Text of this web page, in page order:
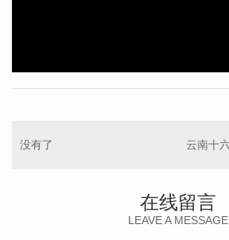
没有了
在线留言
LEAVE A MESSAGE